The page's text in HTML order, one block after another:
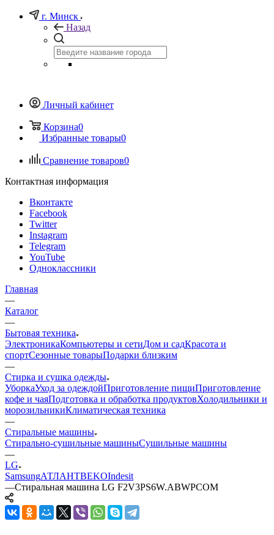
г. Минск
Назад
Личный кабинет
Корзина0
Избранные товары0
Сравнение товаров0
Контактная информация
Вконтакте
Facebook
Twitter
Instagram
Telegram
YouTube
Одноклассники
Главная
—
Каталог
—
Бытовая техника
ЭлектроникаКомпьютеры и сетиДом и садКрасота и
спортСезонные товарыПодарки близким
—
Стирка и сушка одежды
УборкаУход за одеждойПриготовление пищиПриготовление
кофе и чаяПодготовка и обработка продуктовХолодильники и
морозильникиКлиматическая техника
—
Стиральные машины
Стирально-сушильные машиныСушильные машины
—
LG
SamsungАТЛАНТBEKOIndesit
—Стиральная машина LG F2V3PS6W.ABWPCOM